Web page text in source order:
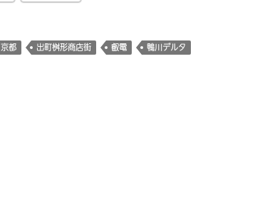
京都 出町桝形商店街 叡電 鴨川デルタ